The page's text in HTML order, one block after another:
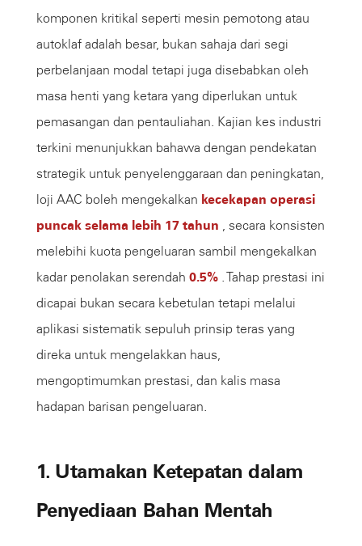
komponen kritikal seperti mesin pemotong atau
autoklaf adalah besar, bukan sahaja dari segi
perbelanjaan modal tetapi juga disebabkan oleh
masa henti yang ketara yang diperlukan untuk
pemasangan dan pentauliahan. Kajian kes industri
terkini menunjukkan bahawa dengan pendekatan
strategik untuk penyelenggaraan dan peningkatan,
loji AAC boleh mengekalkan kecekapan operasi
puncak selama lebih 17 tahun , secara konsisten
melebihi kuota pengeluaran sambil mengekalkan
kadar penolakan serendah 0.5% . Tahap prestasi ini
dicapai bukan secara kebetulan tetapi melalui
aplikasi sistematik sepuluh prinsip teras yang
direka untuk mengelakkan haus,
mengoptimumkan prestasi, dan kalis masa
hadapan barisan pengeluaran.
1. Utamakan Ketepatan dalam
Penyediaan Bahan Mentah